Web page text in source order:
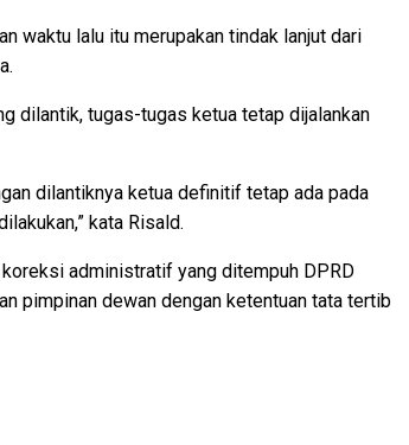
waktu lalu itu merupakan tindak lanjut dari
dilantik, tugas-tugas ketua tetap dijalankan
dilantiknya ketua definitif tetap ada pada
kata Risald.
administratif yang ditempuh DPRD
pimpinan dewan dengan ketentuan tata tertib